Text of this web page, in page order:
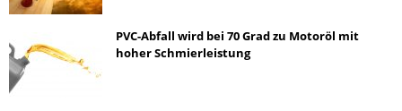
PVC-Abfall wird bei 70 Grad zu Motoröl mit
hoher Schmierleistung